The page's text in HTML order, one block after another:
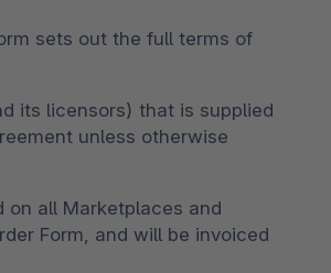
sets out the full terms of
its licensors) that is supplied
unless otherwise
on all Marketplaces and
Form, and will be invoiced